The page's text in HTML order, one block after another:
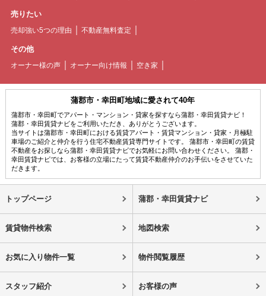
売りたい
売却強い5つの理由 不動産無料査定
その他
オーナー様の声 オーナー向け情報 空き家
蒲郡市・幸田町地域に愛されて40年
蒲郡市・幸田町でアパート・マンション・貸家を探すなら蒲郡・幸田賃貸ナビ！
蒲郡・幸田賃貸ナビをご利用いただき、ありがとうございます。
当サイトは蒲郡市・幸田町における賃貸アパート・賃貸マンション・貸家・月極駐
車場のご紹介と仲介を行う住宅不動産賃貸専門サイトです。 蒲郡市・幸田町の賃貸
不動産をお探しなら蒲郡・幸田賃貸ナビでお気軽にお問い合わせください。 蒲郡・
幸田賃貸ナビでは、お客様の立場にたって賃貸不動産仲介のお手伝いをさせていた
だきます。
トップページ 蒲郡・幸田賃貸ナビ
賃貸物件検索 地図検索
お気に入り物件一覧 物件閲覧履歴
スタッフ紹介 お客様の声